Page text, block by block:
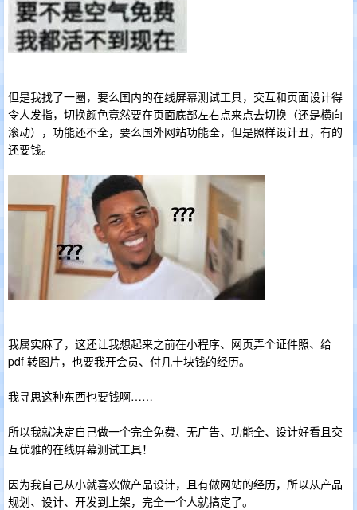
但是我找了一圈，要么国内的在线屏幕测试工具，交互和页面设计得
令人发指，切换颜色竟然要在页面底部左右点来点去切换（还是横向
滚动），功能还不全，要么国外网站功能全，但是照样设计丑，有的
还要钱。
我属实麻了，这还让我想起来之前在小程序、网页弄个证件照、给
pdf 转图片，也要我开会员、付几十块钱的经历。
我寻思这种东西也要钱啊……
所以我就决定自己做一个完全免费、无广告、功能全、设计好看且交
互优雅的在线屏幕测试工具！
因为我自己从小就喜欢做产品设计，且有做网站的经历，所以从产品
规划、设计、开发到上架，完全一个人就搞定了。